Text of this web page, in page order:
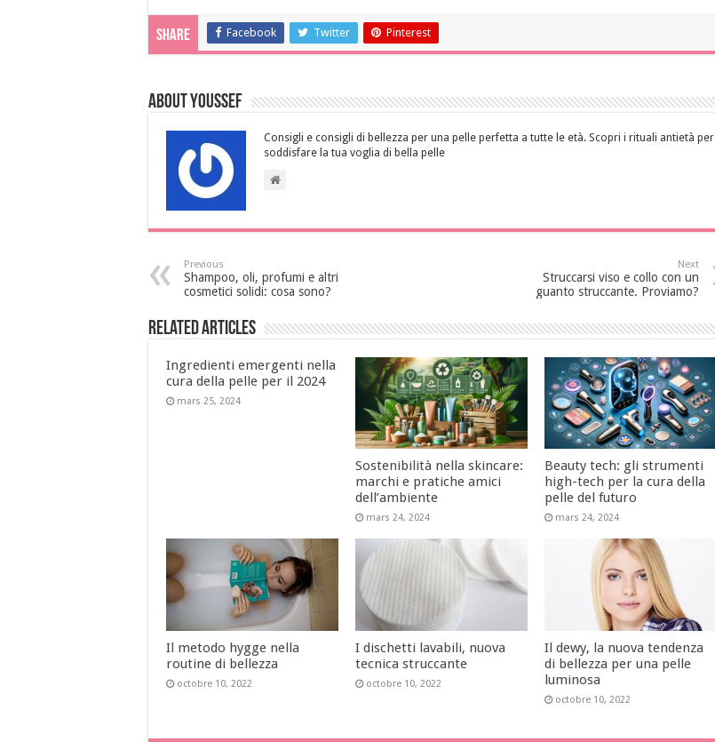
Share Facebook Twitter Pinterest
About Youssef
Consigli e consigli di bellezza per una pelle perfetta a tutte le età. Scopri i rituali antietà per
soddisfare la tua voglia di bella pelle
Previous
Shampoo, oli, profumi e altri
cosmetici solidi: cosa sono?
Next
Struccarsi viso e collo con un
guanto struccante. Proviamo?
Related Articles
Ingredienti emergenti nella
cura della pelle per il 2024
mars 25, 2024
Sostenibilità nella skincare:
marchi e pratiche amici
dell’ambiente
mars 24, 2024
Beauty tech: gli strumenti
high-tech per la cura della
pelle del futuro
mars 24, 2024
Il metodo hygge nella
routine di bellezza
octobre 10, 2022
I dischetti lavabili, nuova
tecnica struccante
octobre 10, 2022
Il dewy, la nuova tendenza
di bellezza per una pelle
luminosa
octobre 10, 2022